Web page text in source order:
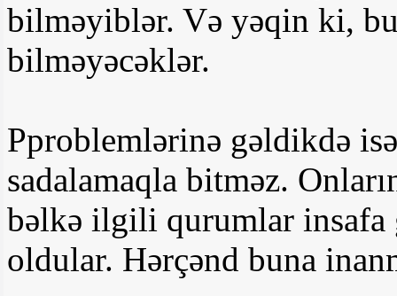
bilməyiblər. Və yəqin ki,
bilməyəcəklər.
Pproblemlərinə gəldikdə
sadalamaqla bitməz.
bəlkə ilgili qurumlar insafa
oldular. Hərçənd buna